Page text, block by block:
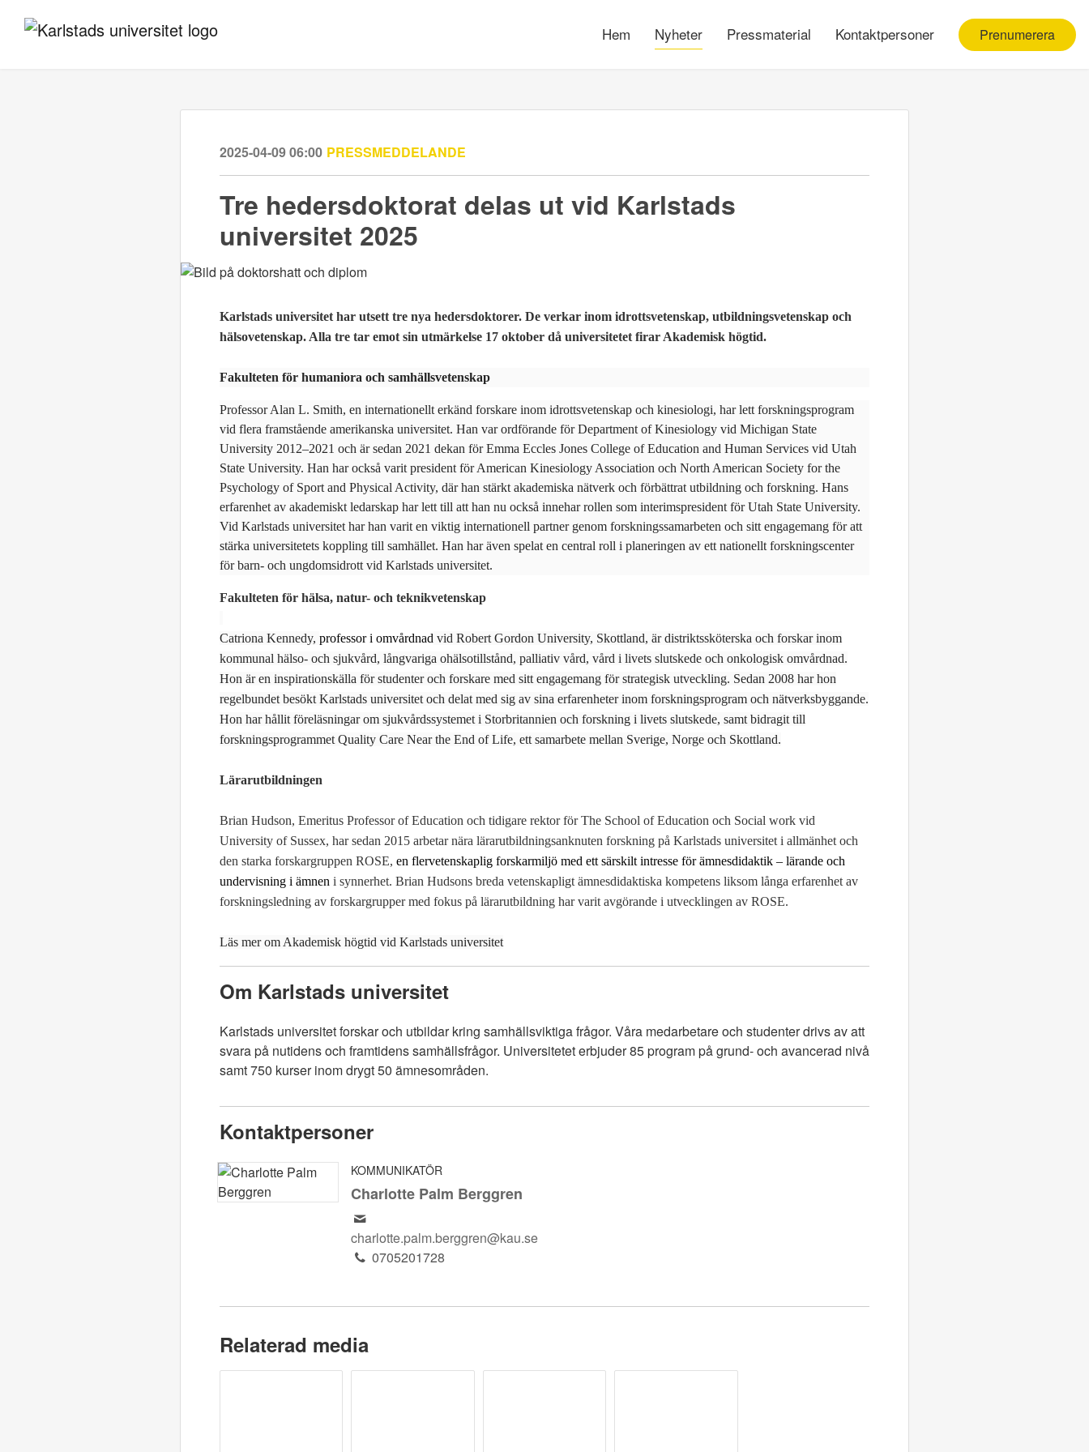
Hem Nyheter Pressmaterial Kontaktpersoner Prenumerera
2025-04-09 06:00 PRESSMEDDELANDE
Tre hedersdoktorat delas ut vid Karlstads
universitet 2025
Karlstads universitet har utsett tre nya hedersdoktorer. De verkar inom idrottsvetenskap, utbildningsvetenskap och
hälsovetenskap. Alla tre tar emot sin utmärkelse 17 oktober då universitetet firar Akademisk högtid.
Fakulteten för humaniora och samhällsvetenskap
Professor Alan L. Smith, en internationellt erkänd forskare inom idrottsvetenskap och kinesiologi, har lett forskningsprogram
vid flera framstående amerikanska universitet. Han var ordförande för Department of Kinesiology vid Michigan State
University 2012–2021 och är sedan 2021 dekan för Emma Eccles Jones College of Education and Human Services vid Utah
State University. Han har också varit president för American Kinesiology Association och North American Society for the
Psychology of Sport and Physical Activity, där han stärkt akademiska nätverk och förbättrat utbildning och forskning. Hans
erfarenhet av akademiskt ledarskap har lett till att han nu också innehar rollen som interimspresident för Utah State University.
Vid Karlstads universitet har han varit en viktig internationell partner genom forskningssamarbeten och sitt engagemang för att
stärka universitetets koppling till samhället. Han har även spelat en central roll i planeringen av ett nationellt forskningscenter
för barn- och ungdomsidrott vid Karlstads universitet.
Fakulteten för hälsa, natur- och teknikvetenskap
Catriona Kennedy, professor i omvårdnad vid Robert Gordon University, Skottland, är distriktssköterska och forskar inom
kommunal hälso- och sjukvård, långvariga ohälsotillstånd, palliativ vård, vård i livets slutskede och onkologisk omvårdnad.
Hon är en inspirationskälla för studenter och forskare med sitt engagemang för strategisk utveckling. Sedan 2008 har hon
regelbundet besökt Karlstads universitet och delat med sig av sina erfarenheter inom forskningsprogram och nätverksbyggande.
Hon har hållit föreläsningar om sjukvårdssystemet i Storbritannien och forskning i livets slutskede, samt bidragit till
forskningsprogrammet Quality Care Near the End of Life, ett samarbete mellan Sverige, Norge och Skottland.
Lärarutbildningen
Brian Hudson, Emeritus Professor of Education och tidigare rektor för The School of Education och Social work vid
University of Sussex, har sedan 2015 arbetar nära lärarutbildningsanknuten forskning på Karlstads universitet i allmänhet och
den starka forskargruppen ROSE, en flervetenskaplig forskarmiljö med ett särskilt intresse för ämnesdidaktik – lärande och
undervisning i ämnen i synnerhet. Brian Hudsons breda vetenskapligt ämnesdidaktiska kompetens liksom långa erfarenhet av
forskningsledning av forskargrupper med fokus på lärarutbildning har varit avgörande i utvecklingen av ROSE.
Läs mer om Akademisk högtid vid Karlstads universitet
Om Karlstads universitet
Karlstads universitet forskar och utbildar kring samhällsviktiga frågor. Våra medarbetare och studenter drivs av att
svara på nutidens och framtidens samhällsfrågor. Universitetet erbjuder 85 program på grund- och avancerad nivå
samt 750 kurser inom drygt 50 ämnesområden.
Kontaktpersoner
KOMMUNIKATÖR
Charlotte Palm Berggren
charlotte.palm.berggren@kau.se
0705201728
Relaterad media